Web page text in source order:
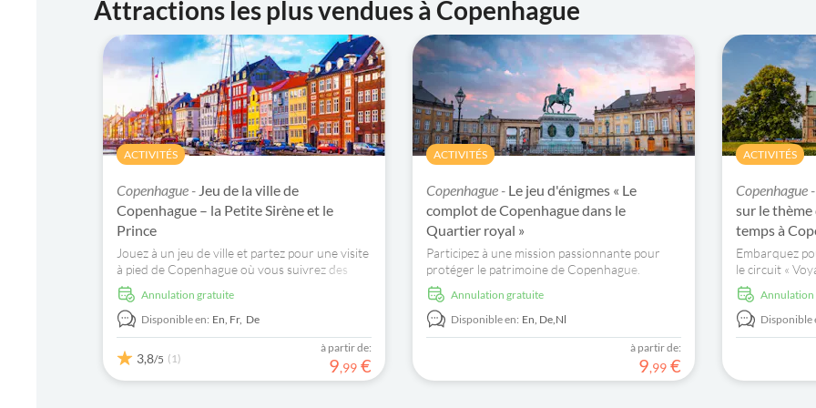
Attractions les plus vendues à Copenhague
ACTIVITÉS
Copenhague - Jeu de la ville de
Copenhague – la Petite Sirène et le
Prince
Jouez à un jeu de ville et partez pour une visite
à pied de Copenhague où vous suivrez des
indices pour découvrir des lieux incroyables et
des histoires locales.
Annulation gratuite
Disponible en: En, Fr, De
3,8/5 (1)
à partir de:
9,99 €
ACTIVITÉS
Copenhague - Le jeu d'énigmes « Le
complot de Copenhague dans le
Quartier royal »
Participez à une mission passionnante pour
protéger le patrimoine de Copenhague.
Explorez le palais de la reine, résolvez des
énigmes et découvrez des trésors cachés.
Réservez dès maintenant !
Annulation gratuite
Disponible en: En, De,Nl
à partir de:
9,99 €
ACTIVITÉS
Copenhague -
sur le thème
temps à
Embarquez
le circuit «
ChronoCore
moments
Copenhague
continuité.
Disponible